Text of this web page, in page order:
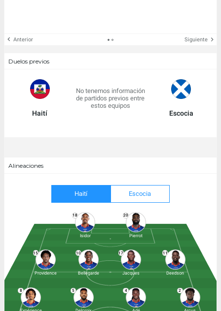
Alineaciones
Haití Escocia
8 5 4 2
15
Providence
10
Bellegarde
17
Jacques
11
Deedson
18
Isidor
20
Pierrot
Anterior Siguiente
Duelos previos
Haití
No tenemos información
de partidos previos entre
estos equipos
Escocia